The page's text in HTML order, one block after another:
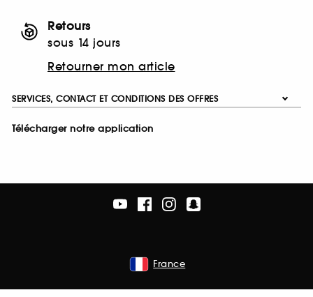
Retours
sous 14 jours
Retourner mon article
SERVICES, CONTACT ET CONDITIONS DES OFFRES
Télécharger notre application
France